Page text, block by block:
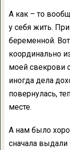
А как – то
у себя жить.
беременной.
координально
моей свекрови
иногда дела
повернулась,
месте.
А нам было
сначала выдали